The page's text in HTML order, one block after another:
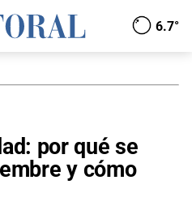
6.7°
por qué se
y cómo